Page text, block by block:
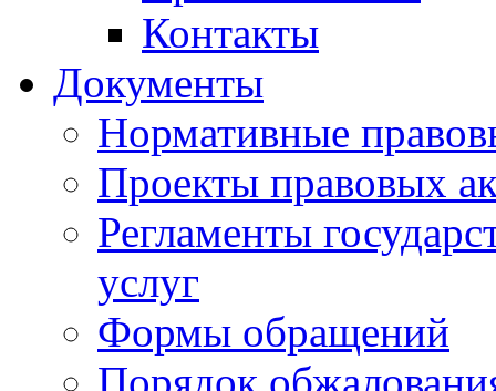
Контакты
Документы
Нормативные
Проекты правовых
Регламенты
услуг
Формы обращений
Порядок